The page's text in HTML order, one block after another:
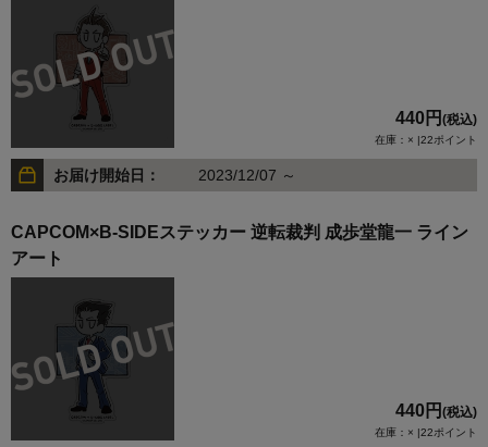
440円 (税込)
在庫：× |22ポイント
お届け開始日： 2023/12/07 ～
CAPCOM×B-SIDEステッカー 逆転裁判 成歩堂龍一 ライン
アート
440円 (税込)
在庫：× |22ポイント